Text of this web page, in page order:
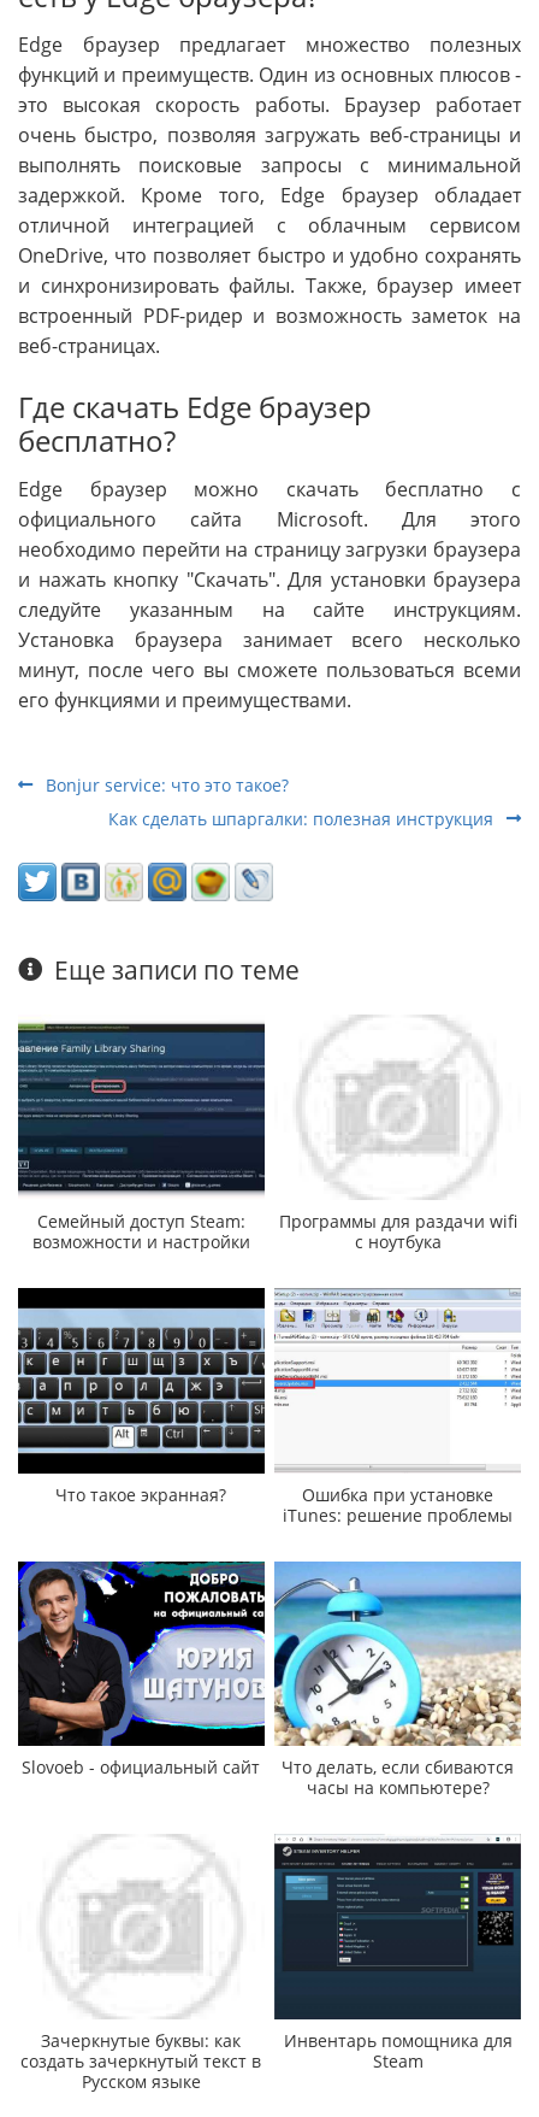
Edge браузер предлагает множество полезных
функций и преимуществ. Один из основных плюсов -
это высокая скорость работы. Браузер работает
очень быстро, позволяя загружать веб-страницы и
выполнять поисковые запросы с минимальной
задержкой. Кроме того, Edge браузер обладает
отличной интеграцией с облачным сервисом
OneDrive, что позволяет быстро и удобно сохранять
и синхронизировать файлы. Также, браузер имеет
встроенный PDF-ридер и возможность заметок на
веб-страницах.
Где скачать Edge браузер
бесплатно?
Edge браузер можно скачать бесплатно с
официального сайта Microsoft. Для этого
необходимо перейти на страницу загрузки браузера
и нажать кнопку "Скачать". Для установки браузера
следуйте указанным на сайте инструкциям.
Установка браузера занимает всего несколько
минут, после чего вы сможете пользоваться всеми
его функциями и преимуществами.
Bonjur service: что это такое?
Как сделать шпаргалки: полезная инструкция
Еще записи по теме
Семейный доступ Steam:
возможности и настройки
Программы для раздачи wifi
с ноутбука
Что такое экранная?
Ошибка при установке
iTunes: решение проблемы
Slovoeb - официальный сайт
Что делать, если сбиваются
часы на компьютере?
Зачеркнутые буквы: как
создать зачеркнутый текст в
Русском языке
Инвентарь помощника для
Steam